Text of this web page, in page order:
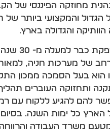
נהנית מחוזקה הפיננסי של
הגדול והמקצועי ביותר
והגדולה בארץ.
של
רחב של מערכות חניה,
בעל הסמכה ממכון
ותחזוקה העוברים
להם להגיע ללקוח עם
לו שירות יעיל 24/7 בכל הארץ כל
משרד העבודה